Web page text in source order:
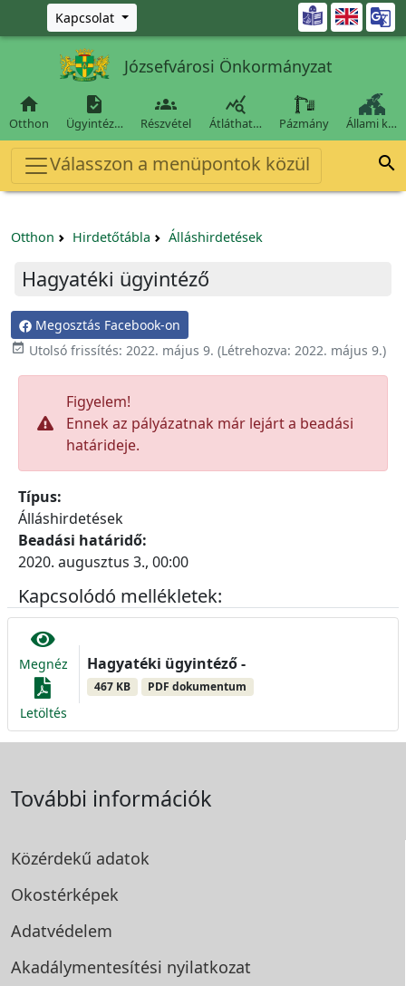
Ugrás a fő tartalomra
Kapcsolat 
Józsefvárosi Önkormányzat

Otthon

Ügyintéz…

Részvétel

Átláthat… Pázmány Állami k…
Válasszon a menüpontok közül 
Otthon Hirdetőtábla Álláshirdetések
Hagyatéki ügyintéző
Megosztás Facebook-on
 Utolsó frissítés: 2022. május 9. (Létrehozva: 2022. május 9.)
Figyelem!
Ennek az pályázatnak már lejárt a beadási
határideje.
Típus:
Álláshirdetések
Beadási határidő:
2020. augusztus 3., 00:00
Kapcsolódó mellékletek:
Megnéz
Letöltés
Hagyatéki ügyintéző -
467 KB PDF dokumentum
További információk
Közérdekű adatok
Okostérképek
Adatvédelem
Akadálymentesítési nyilatkozat